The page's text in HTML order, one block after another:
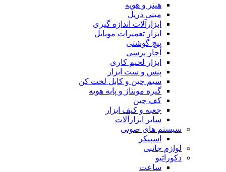
هیتر و هویه
مینی دریل
ابزارآلات اندازه گیری
ابزار تعمیرات موبایل
پیچ گوشتی
آچار پرسی
ابزار لحیم کاری
پنس و ست ابزار
سیم چین و کابل لخت کن
گیره مونتاژ و پایه هویه
کف چین
جعبه و کیف ابزار
سایر ابزارآلات
سیستم های صوتی
اسپیکر
لوازم جانبی
دکوراتیو
ساعت